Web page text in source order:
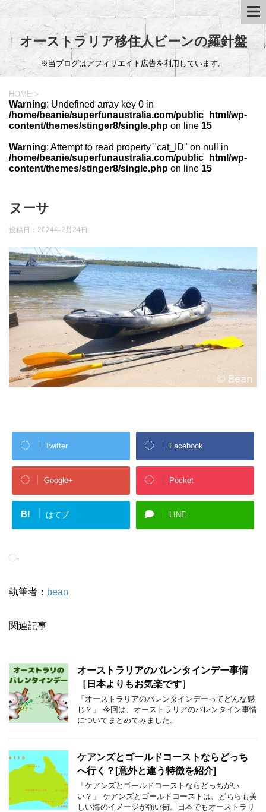
オーストラリア移住人ビーンの羅針盤
※当ブログはアフィリエイト広告を利用しています。
HOME >
Warning: Undefined array key 0 in
/home/beanie/superfunaustralia.com/public_html/wp-
content/themes/stinger8/single.php on line 15
Warning: Attempt to read property "cat_ID" on null in
/home/beanie/superfunaustralia.com/public_html/wp-
content/themes/stinger8/single.php on line 15
ヌーサ
投稿日： 2024年2月24日
Twitter Facebook
Google+ Pocket
B! はてブ LINE
-
執筆者： bean
関連記事
オーストラリアのバレンタインデー事情
［日本よりもお気楽です］
「オーストラリアのバレンタインデーってどんな感
じ？」 今回は、オーストラリアのバレンタイン事情
についてまとめてみました。
ケアンズとゴールドコーストならどっち
へ行く？[意外と違う特徴を紹介]
「ケアンズとゴールドコーストならどっちがい
い？」 ケアンズとゴールドコーストは、どちらも美
しい海のイメージが強い街。日本でもオーストラリ